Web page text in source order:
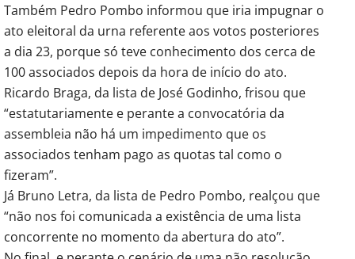
Também Pedro Pombo informou que iria impugnar o
ato eleitoral da urna referente aos votos posteriores
a dia 23, porque só teve conhecimento dos cerca de
100 associados depois da hora de início do ato.
Ricardo Braga, da lista de José Godinho, frisou que
“estatutariamente e perante a convocatória da
assembleia não há um impedimento que os
associados tenham pago as quotas tal como o
fizeram”.
Já Bruno Letra, da lista de Pedro Pombo, realçou que
“não nos foi comunicada a existência de uma lista
concorrente no momento da abertura do ato”.